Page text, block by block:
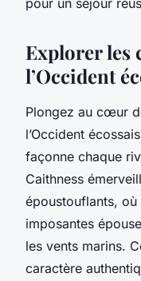
Explorer les
l’Occident
Plongez au cœur
l’Occident
façonne chaque
Caithness
époustouflants,
imposantes
les vents marins.
caractère